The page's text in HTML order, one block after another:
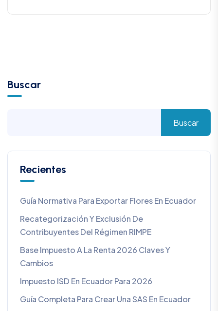
Buscar
Buscar
Recientes
Guía Normativa Para Exportar Flores En Ecuador
Recategorización Y Exclusión De
Contribuyentes Del Régimen RIMPE
Base Impuesto A La Renta 2026 Claves Y
Cambios
Impuesto ISD En Ecuador Para 2026
Guía Completa Para Crear Una SAS En Ecuador